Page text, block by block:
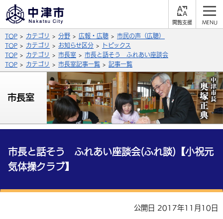
やさしい日本語
ふりがなをつける
背景色
青 白
文字の大きさ
拡大 標準
Facebook X (Twitter) YouTube
サイト内検索
総合メニュー
くらしの情報
届出・登録・証明
福祉・介護 健康・予防
住宅・インフラ
事業者の方へ
入札・契約 産業・雇用
子育て・教育
TOP カテゴリ 分野 広報・広聴
市民の声（広聴）
TOP
カテゴリ お知らせ区分
トピックス
TOP
カテゴリ 市長室
市長と話そう ふれあい座談会
TOP
カテゴリ 市長室記事一覧 記事一覧
市長室
市長と話そう ふれあい座談会(ふれ談)【小祝元
気体操クラブ】
公開日 2017年11月10日